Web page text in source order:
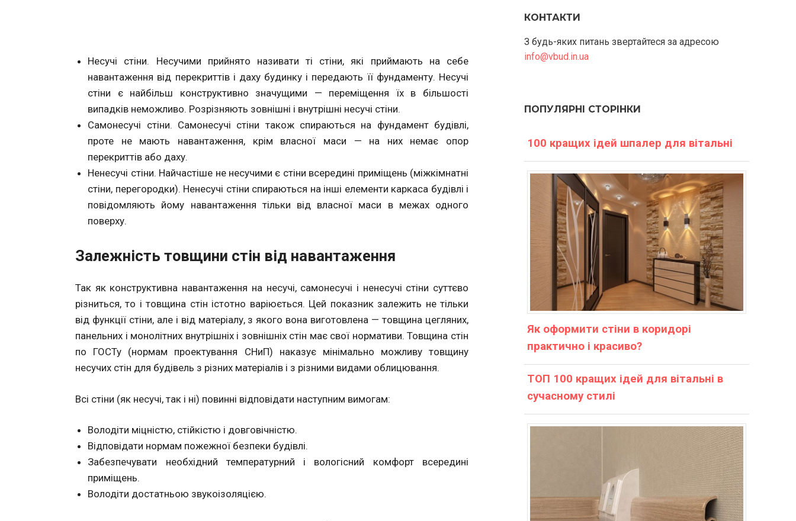
Несучі стіни. Несучими прийнято називати ті стіни, які приймають на себе
навантаження від перекриттів і даху будинку і передають її фундаменту. Несучі
стіни є найбільш конструктивно значущими — переміщення їх в більшості
випадків неможливо. Розрізняють зовнішні і внутрішні несучі стіни.
Самонесучі стіни. Самонесучі стіни також спираються на фундамент будівлі,
проте не мають навантаження, крім власної маси — на них немає опор
перекриттів або даху.
Ненесучі стіни. Найчастіше не несучими є стіни всередині приміщень (міжкімнатні
стіни, перегородки). Ненесучі стіни спираються на інші елементи каркаса будівлі і
повідомляють йому навантаження тільки від власної маси в межах одного
поверху.
Залежність товщини стін від навантаження
Так як конструктивна навантаження на несучі, самонесучі і ненесучі стіни суттєво
різниться, то і товщина стін істотно варіюється. Цей показник залежить не тільки
від функції стіни, але і від матеріалу, з якого вона виготовлена — товщина цегляних,
панельних і монолітних внутрішніх і зовнішніх стін має свої нормативи. Товщина стін
по ГОСТу (нормам проектування СНиП) наказує мінімально можливу товщину
несучих стін для будівель з різних матеріалів і з різними видами облицювання.
Всі стіни (як несучі, так і ні) повинні відповідати наступним вимогам:
Володіти міцністю, стійкістю і довговічністю.
Відповідати нормам пожежної безпеки будівлі.
Забезпечувати необхідний температурний і вологісний комфорт всередині
приміщень.
Володіти достатньою звукоізоляцією.
КОНТАКТИ
З будь-яких питань звертайтеся за адресою
info@vbud.in.ua
ПОПУЛЯРНІ СТОРІНКИ
100 кращих ідей шпалер для вітальні
Як оформити стіни в коридорі
практично і красиво?
ТОП 100 кращих ідей для вітальні в
сучасному стилі